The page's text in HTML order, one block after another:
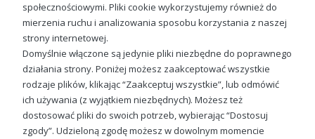
OBSŁUGA KLIENTA
REGULAMINY
społecznościowymi. Pliki cookie wykorzystujemy również do
mierzenia ruchu i analizowania sposobu korzystania z naszej
strony internetowej.
Domyślnie włączone są jedynie pliki niezbędne do poprawnego
działania strony. Poniżej możesz zaakceptować wszystkie
rodzaje plików, klikając “Zaakceptuj wszystkie”, lub odmówić
ich używania (z wyjątkiem niezbędnych). Możesz też
dostosować pliki do swoich potrzeb, wybierając “Dostosuj
zgody”. Udzieloną zgodę możesz w dowolnym momencie